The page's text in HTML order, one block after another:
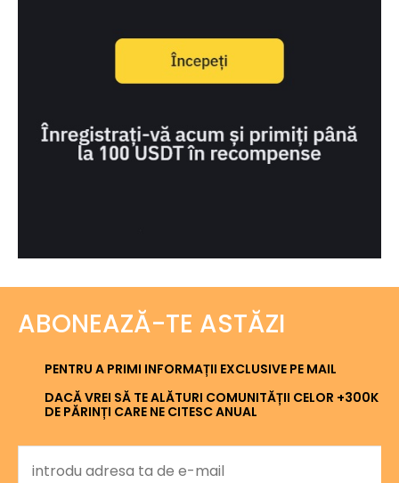
ABONEAZĂ-TE ASTĂZI
PENTRU A PRIMI INFORMAȚII EXCLUSIVE PE MAIL
DACĂ VREI SĂ TE ALĂTURI COMUNITĂȚII CELOR +300K
DE PĂRINȚI CARE NE CITESC ANUAL